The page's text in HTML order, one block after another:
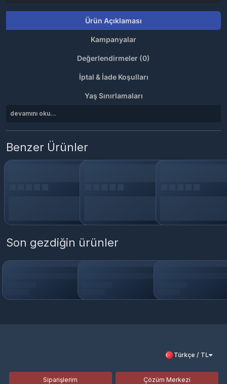
Ürün Açıklaması
Kampanyalar
Değerlendirmeler (0)
İptal & İade Koşulları
Yaş Sınırlamaları
devamını oku...
Benzer Ürünler
Son gezdiğin ürünler
Türkçe / TL
Siparişlerim Çözüm Merkezi